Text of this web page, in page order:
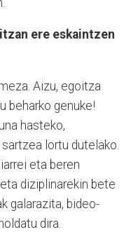
ere eskaintzen
Aizu, egoitza
beharko genuke!
hasteko,
lortu dutelako.
eta beren
diziplinarekin bete
galarazita, bideo-
dira.